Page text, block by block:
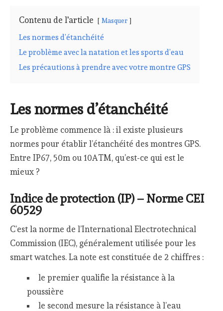
Contenu de l'article Masquer
Les normes d’étanchéité
Le problème avec la natation et les sports d’eau
Les précautions à prendre avec votre montre GPS
Les normes d’étanchéité
Le problème commence là : il existe plusieurs
normes pour établir l’étanchéité des montres GPS.
Entre IP67, 50m ou 10ATM, qu’est-ce qui est le
mieux ?
Indice de protection (IP) – Norme CEI
60529
C’est la norme de l’International Electrotechnical
Commission (IEC), généralement utilisée pour les
smart watches. La note est constituée de 2 chiffres :
le premier qualifie la résistance à la
poussière
le second mesure la résistance à l’eau